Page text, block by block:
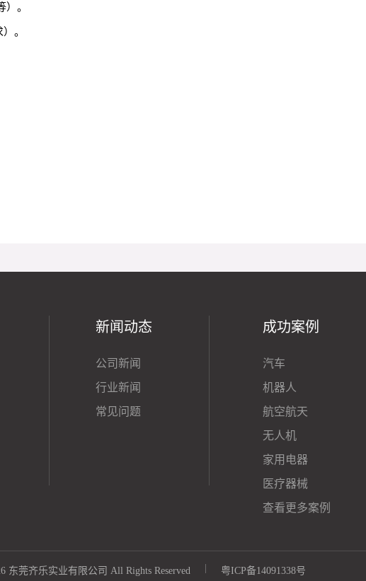
。
。
新闻动态
公司新闻
行业新闻
常见问题
成功案例
汽车
机器人
航空航天
无人机
家用电器
医疗器械
查看更多案例
东莞齐乐实业有限公司 All Rights Reserved | 粤ICP备14091338号